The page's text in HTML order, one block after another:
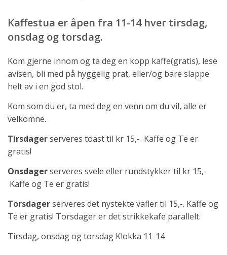
Kaffestua er åpen fra 11-14 hver tirsdag,
onsdag og torsdag.
Kom gjerne innom og ta deg en kopp kaffe(gratis), lese
avisen, bli med på hyggelig prat, eller/og bare slappe
helt av i en god stol.
Kom som du er, ta med deg en venn om du vil, alle er
velkomne.
Tirsdagerserveres toast til kr 15,- Kaffe og Te er
gratis!
Onsdagerserveres svele eller rundstykker til kr 15,-
Kaffe og Te er gratis!
Torsdagerserveres det nystekte vafler til 15,-. Kaffe og
Te er gratis! Torsdager er det strikkekafe parallelt.
Tirsdag, onsdag og torsdag Klokka 11-14